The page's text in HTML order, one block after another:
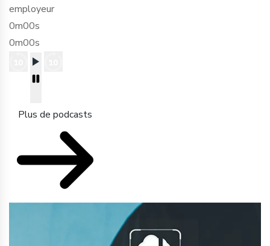
employeur
0m00s
0m00s
Plus de podcasts